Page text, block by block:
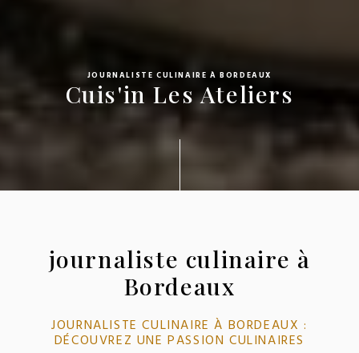
JOURNALISTE CULINAIRE À BORDEAUX
Cuis'in Les Ateliers
journaliste culinaire à
Bordeaux
JOURNALISTE CULINAIRE À BORDEAUX :
DÉCOUVREZ UNE PASSION CULINAIRES